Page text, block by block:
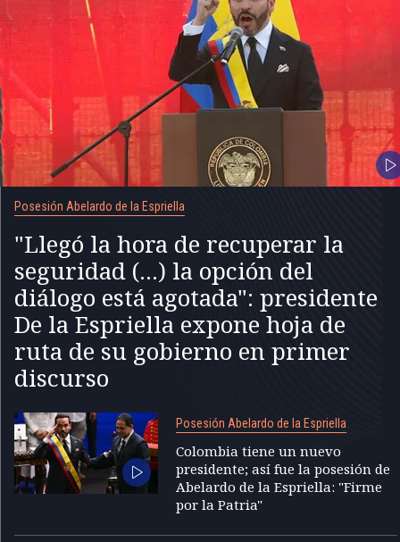
Posesión Abelardo de la Espriella
"Llegó la hora de recuperar la
seguridad (...) la opción del
diálogo está agotada": presidente
De la Espriella expone hoja de
ruta de su gobierno en primer
discurso
Posesión Abelardo de la Espriella
Colombia tiene un nuevo
presidente; así fue la posesión de
Abelardo de la Espriella: "Firme
por la Patria"